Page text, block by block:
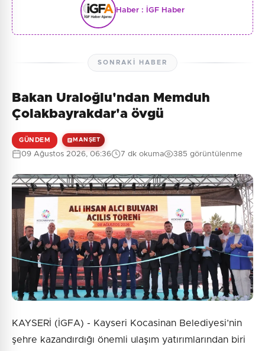
Haber : İGF Haber
SONRAKI HABER
Bakan Uraloğlu'ndan Memduh
Çolakbayrakdar'a övgü
GÜNDEM MANŞET
09 Ağustos 2026, 06:36 7 dk okuma 385 görüntülenme
KAYSERİ (İGFA) - Kayseri Kocasinan Belediyesi’nin
şehre kazandırdığı önemli ulaşım yatırımlarından biri